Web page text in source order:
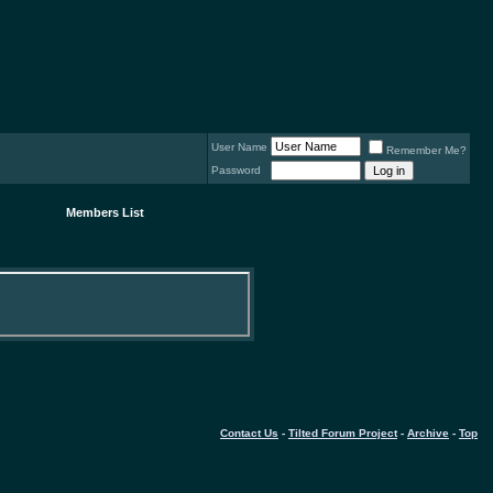
User Name
Remember Me?
Password
Members List
Contact Us - Tilted Forum Project- Archive - Top